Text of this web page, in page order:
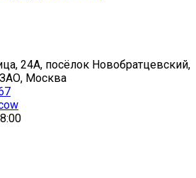
24А, посёлок Новобратцевский,
Москва